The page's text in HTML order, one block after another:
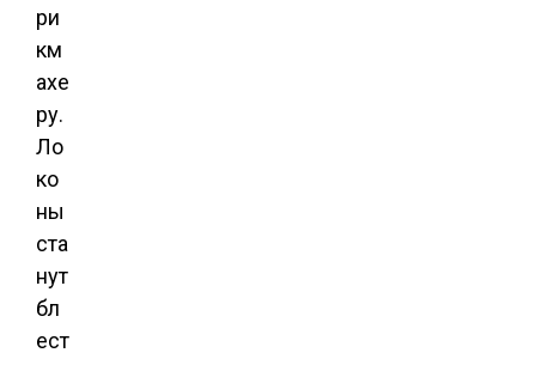
ри
км
ахе
ру.
Ло
ко
ны
ста
нут
бл
ест